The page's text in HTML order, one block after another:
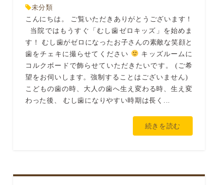
未分類
こんにちは。 ご覧いただきありがとうございます！
当院ではもうすぐ「むし歯ゼロキッズ」を始めま
す！ むし歯がゼロになったお子さんの素敵な笑顔と
歯をチェキに撮らせてください
キッズルームに
コルクボードで飾らせていただきたいです。 (ご希
望をお伺いします。強制することはございません)
こどもの歯の時、大人の歯へ生え変わる時、生え変
わった後、 むし歯になりやすい時期は長く...
続きを読む